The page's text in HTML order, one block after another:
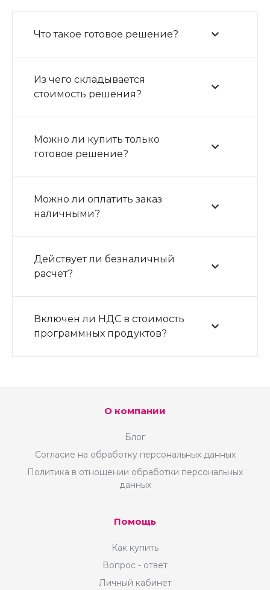
Что такое готовое решение?
Из чего складывается
стоимость решения?
Можно ли купить только
готовое решение?
Можно ли оплатить заказ
наличными?
Действует ли безналичный
расчет?
Включен ли НДС в стоимость
программных продуктов?
О компании
Блог
Согласие на обработку персональных данных
Политика в отношении обработки персональных
данных
Помощь
Как купить
Вопрос - ответ
Личный кабинет